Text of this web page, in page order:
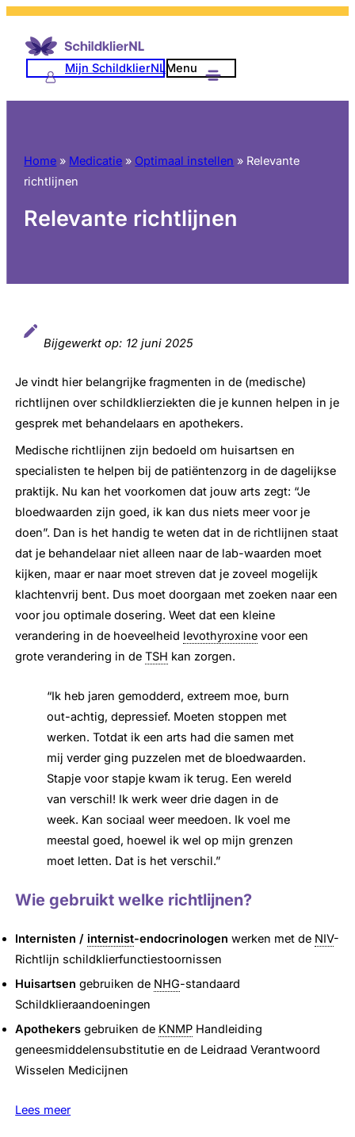
naar
Mijn SchildklierNLMenu
Home » Medicatie » Optimaal instellen » Relevante
richtlijnen
Relevante richtlijnen
Bijgewerkt op: 12 juni 2025
Je vindt hier belangrijke fragmenten in de (medische)
richtlijnen over schildklierziekten die je kunnen helpen in je
gesprek met behandelaars en apothekers.
Medische richtlijnen zijn bedoeld om huisartsen en
specialisten te helpen bij de patiëntenzorg in de dagelijkse
praktijk. Nu kan het voorkomen dat jouw arts zegt: “Je
bloedwaarden zijn goed, ik kan dus niets meer voor je
doen”. Dan is het handig te weten dat in de richtlijnen staat
dat je behandelaar niet alleen naar de lab-waarden moet
kijken, maar er naar moet streven dat je zoveel mogelijk
klachtenvrij bent. Dus moet doorgaan met zoeken naar een
voor jou optimale dosering. Weet dat een kleine
verandering in de hoeveelheid levothyroxine voor een
grote verandering in deTSH kan zorgen.
“Ik heb jaren gemodderd, extreem moe, burn
out-achtig, depressief. Moeten stoppen met
werken. Totdat ik een arts had die samen met
mij verder ging puzzelen met de bloedwaarden.
Stapje voor stapje kwam ik terug. Een wereld
van verschil! Ik werk weer drie dagen in de
week. Kan sociaal weer meedoen. Ik voel me
meestal goed, hoewel ik wel op mijn grenzen
moet letten. Dat is het verschil.”
Wie gebruikt welke richtlijnen?
Internisten / internist-endocrinologen werken met de NIV-
Richtlijn schildklierfunctiestoornissen
Huisartsen gebruiken de NHG-standaard
Schildklieraandoeningen
Apothekers gebruiken de KNMP Handleiding
geneesmiddelensubstitutie en de Leidraad Verantwoord
Wisselen Medicijnen
Lees meer